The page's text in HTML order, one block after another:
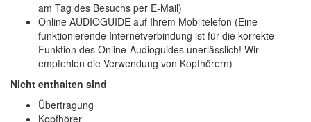
am Tag des Besuchs per E-Mail)
Online AUDIOGUIDE auf Ihrem Mobiltelefon (Eine
funktionierende Internetverbindung ist für die korrekte
Funktion des Online-Audioguides unerlässlich! Wir
empfehlen die Verwendung von Kopfhörern)
Nicht enthalten sind
Übertragung
Kopfhörer